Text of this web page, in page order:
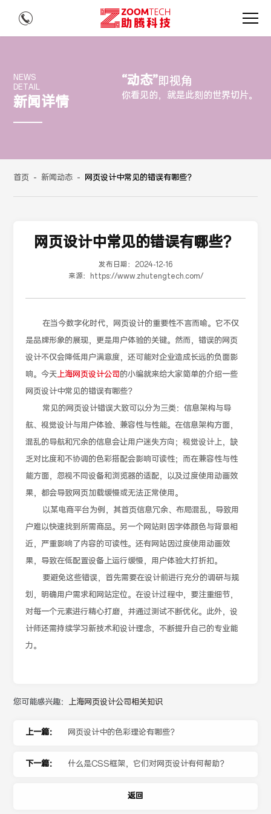
NEWS
DETAIL
新闻详情
“动态”即视角
你看见的，就是此刻的世界切片。
首页 - 新闻动态 - 网页设计中常见的错误有哪些？
网页设计中常见的错误有哪些？
发布日期： 2024-12-16
来源：
https://www.zhutengtech.com/
在当今数字化时代，网页设计的重要性不言而喻。它不仅
是品牌形象的展现，更是用户体验的关键。然而，错误的网页
设计不仅会降低用户满意度，还可能对企业造成长远的负面影
响。今天上海网页设计公司的小编就来给大家简单的介绍一些
网页设计中常见的错误有哪些？
常见的网页设计错误大致可以分为三类：信息架构与导
航、视觉设计与用户体验、兼容性与性能。在信息架构方面，
混乱的导航和冗余的信息会让用户迷失方向；视觉设计上，缺
乏对比度和不协调的色彩搭配会影响可读性；而在兼容性与性
能方面，忽视不同设备和浏览器的适配，以及过度使用动画效
果，都会导致网页加载缓慢或无法正常使用。
以某电商平台为例，其首页信息冗余、布局混乱，导致用
户难以快速找到所需商品。另一个网站则因字体颜色与背景相
近，严重影响了内容的可读性。还有网站因过度使用动画效
果，导致在低配置设备上运行缓慢，用户体验大打折扣。
要避免这些错误，首先需要在设计前进行充分的调研与规
划，明确用户需求和网站定位。在设计过程中，要注重细节，
对每一个元素进行精心打磨，并通过测试不断优化。此外，设
计师还需持续学习新技术和设计理念，不断提升自己的专业能
力。
您可能感兴趣： 上海网页设计公司相关知识
上一篇： 网页设计中的色彩理论有哪些？
下一篇： 什么是CSS框架，它们对网页设计有何帮助？
返回